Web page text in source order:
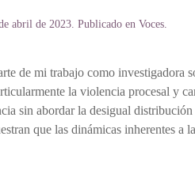
abril de 2023 . Publicado en Voces
de mi trabajo como investigadora
la violencia procesal y
sin abordar la desigual distribución
que las dinámicas inherentes a